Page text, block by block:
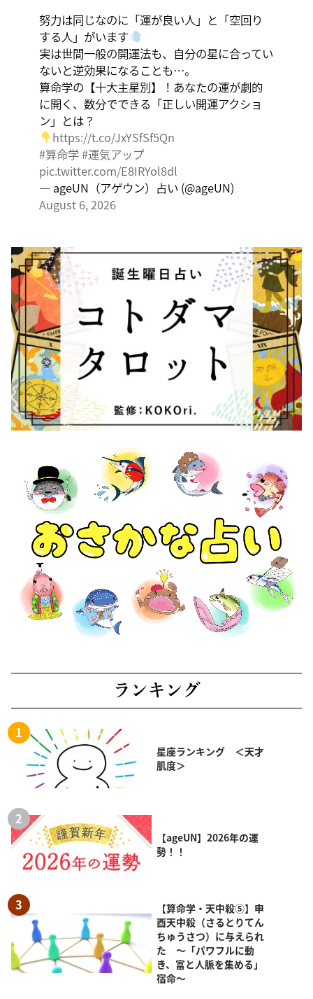
す。努力は同じなのに「運が良い人」と「空回り
する人」がいます
実は世間一般の開運法も、自分の星に合ってい
ないと逆効果になることも…。
算命学の【十大主星別】！あなたの運が劇的
に開く、数分でできる「正しい開運アクショ
ン」とは？
https://t.co/JxYSfSf5Qn
#算命学#運気アップ
pic.twitter.com/E8IRYol8dl
— ageUN（アゲウン）占い (@ageUN)
August 6, 2026
ランキング
星座ランキング ＜天才
肌度＞
【ageUN】2026年の運
勢！！
【算命学・天中殺⑤】申
酉天中殺（さるとりてん
ちゅうさつ）に与えられ
た ～「パワフルに動
き、富と人脈を集める」
宿命～